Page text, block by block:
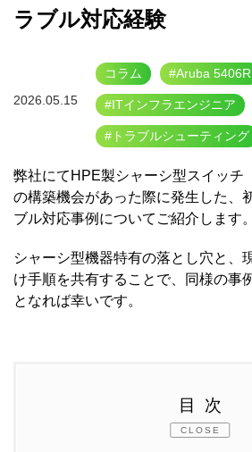
ラブル対応経験
2026.05.15
コラム #Aruba 5406R
#ITインフラエンジニア
#トラブルシューティング
弊社にてHPE製シャーシ型スイッチ
の構築機会があった際に発生した、
ブル対応事例についてご紹介します。
シャーシ型機器特有の落とし穴と、
け手順を共有することで、同様の事
となれば幸いです。
目次
CLOSE